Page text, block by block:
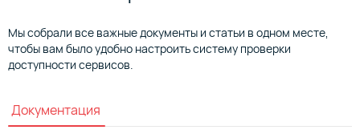
Мы собрали все важные документы и статьи в одном месте,
чтобы вам было удобно настроить систему проверки
доступности сервисов.
Документация